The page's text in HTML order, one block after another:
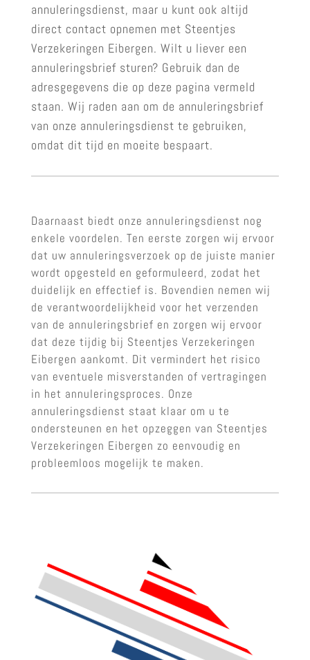
annuleringsdienst, maar u kunt ook altijd
direct contact opnemen met Steentjes
Verzekeringen Eibergen. Wilt u liever een
annuleringsbrief sturen? Gebruik dan de
adresgegevens die op deze pagina vermeld
staan. Wij raden aan om de annuleringsbrief
van onze annuleringsdienst te gebruiken,
omdat dit tijd en moeite bespaart.
Daarnaast biedt onze annuleringsdienst nog
enkele voordelen. Ten eerste zorgen wij ervoor
dat uw annuleringsverzoek op de juiste manier
wordt opgesteld en geformuleerd, zodat het
duidelijk en effectief is. Bovendien nemen wij
de verantwoordelijkheid voor het verzenden
van de annuleringsbrief en zorgen wij ervoor
dat deze tijdig bij Steentjes Verzekeringen
Eibergen aankomt. Dit vermindert het risico
van eventuele misverstanden of vertragingen
in het annuleringsproces. Onze
annuleringsdienst staat klaar om u te
ondersteunen en het opzeggen van Steentjes
Verzekeringen Eibergen zo eenvoudig en
probleemloos mogelijk te maken.